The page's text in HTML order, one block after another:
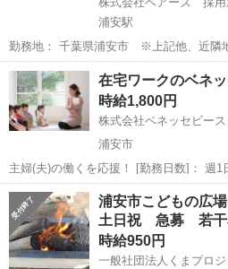
浦安駅
勤務地： 千葉県浦安市 ※上記他、近隣
先となります。ご希望を伺いながら、複
だきます。 浦安(千葉県)駅 徒歩0分 ／ 新
歩0分 週勤務日...
千葉 浦安市 浦安駅 その他
在宅ワークのベネ
時給1,800円
株式会社ベネッセビー
浦安市
主婦(夫)の働くを応援！ [勤務日数]： 週1日~5日
14:00~16:00/15:00~18:00/14:00~18:00
べます [勤務地・最寄駅]： 千葉県浦安
千葉 浦安市 その他
浦安市こどもの広
土日祝 急募 若干
時給950円
一般社団法人くまプロジ